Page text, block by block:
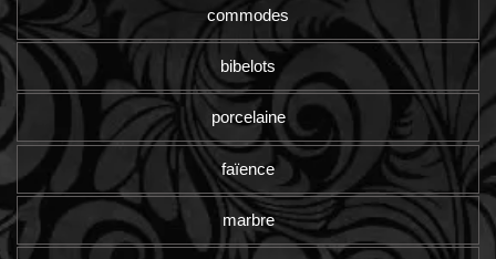
commodes
bibelots
porcelaine
faïence
marbre